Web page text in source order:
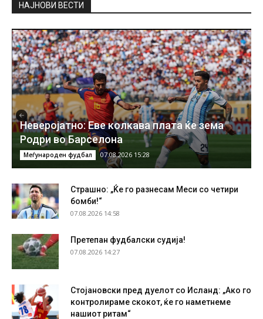
НAЈНОВИ ВЕСТИ
Неверојатно: Еве колкава плата ќе зема
Родри во Барселона
Меѓународен фудбал 07.08.2026 15:28
Страшно: „Ќе го разнесам Меси со четири
бомби!“
07.08.2026 14:58
Претепан фудбалски судија!
07.08.2026 14:27
Стојановски пред дуелот со Исланд: „Ако го
контролираме скокот, ќе го наметнеме
нашиот ритам“